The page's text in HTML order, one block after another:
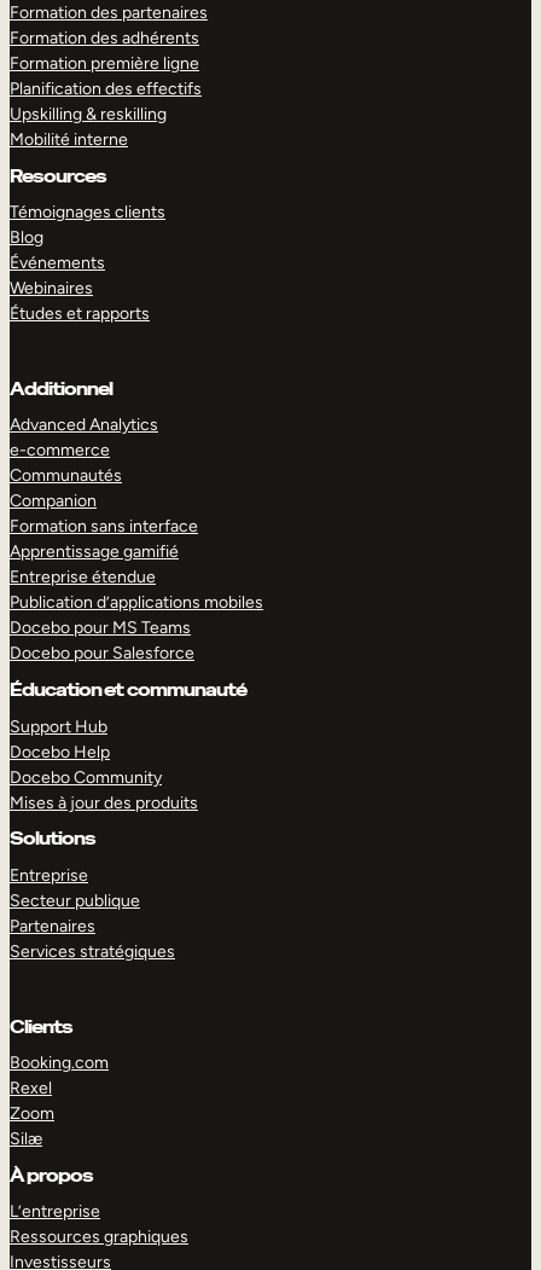
Formation des partenaires
Formation des adhérents
Formation première ligne
Planification des effectifs
Upskilling & reskilling
Mobilité interne
Resources
Témoignages clients
Blog
Événements
Webinaires
Études et rapports
Additionnel
Advanced Analytics
e-commerce
Communautés
Companion
Formation sans interface
Apprentissage gamifié
Entreprise étendue
Publication d’applications mobiles
Docebo pour MS Teams
Docebo pour Salesforce
Éducation et communauté
Support Hub
Docebo Help
Docebo Community
Mises à jour des produits
Solutions
Entreprise
Secteur publique
Partenaires
Services stratégiques
Clients
Booking.com
Rexel
Zoom
Silæ
À propos
L’entreprise
Ressources graphiques
Investisseurs